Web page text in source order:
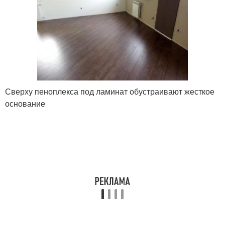
Сверху пеноплекса под ламинат обустраивают жесткое
основание